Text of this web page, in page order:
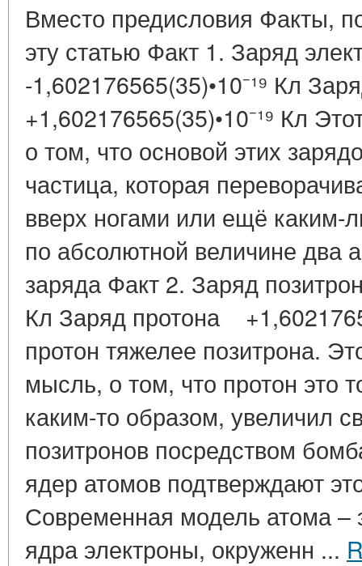
Вместо предисловия Факты,
эту статью Факт 1. Заряд
-1,602176565(35)•10⁻¹⁹ Кл
+1,602176565(35)•10⁻¹⁹ Кл
о том, что основой этих
частица, которая
вверх ногами или ещё каким-
по абсолютной величине два
заряда Факт 2. Заряд
Кл Заряд протона
протон тяжелее позитрона.
мысль, о том, что протон это
каким-то образом, увеличил
позитронов посредством
ядер атомов подтверждают
Современная модель атома –
ядра электроны, окруженн ...